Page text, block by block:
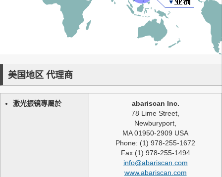
美国地区 代理商
激光振镜專屬於
abariscan Inc.
78 Lime Street,
Newburyport,
MA 01950-2909 USA
Phone: (1) 978-255-1672
Fax:(1) 978-255-1494
info@abariscan.com
www.abariscan.com